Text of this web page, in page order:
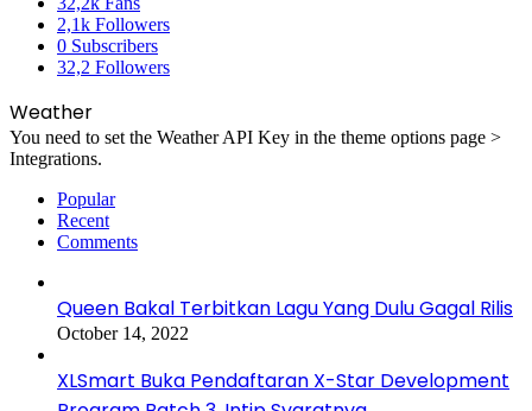
2,1k Followers
0 Subscribers
32,2 Followers
Weather
You need to set the Weather API Key in the theme options page >
Integrations.
Popular
Recent
Comments
Queen Bakal Terbitkan Lagu Yang Dulu Gagal Rilis
October 14, 2022
XLSmart Buka Pendaftaran X-Star Development